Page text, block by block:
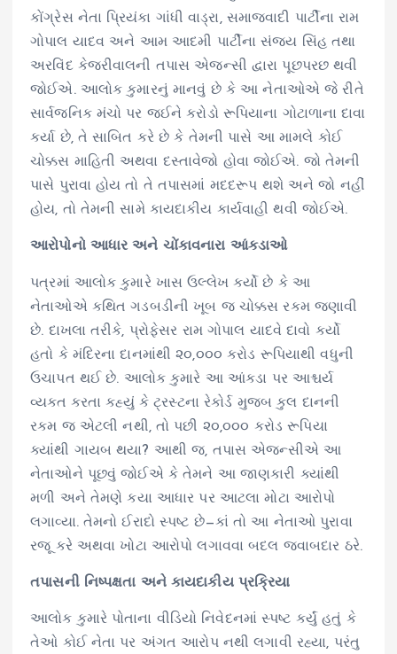
કોંગ્રેસ નેતા પ્રિયંકા ગાંધી વાડ્રા, સમાજવાદી પાર્ટીના રામ
ગોપાલ યાદવ અને આમ આદમી પાર્ટીના સંજય સિંહ તથા
અરવિંદ કેજરીવાલની તપાસ એજન્સી દ્વારા પૂછપરછ થવી
જોઈએ. આલોક કુમારનું માનવું છે કે આ નેતાઓએ જે રીતે
સાર્વજનિક મંચો પર જઈને કરોડો રૂપિયાના ગોટાળાના દાવા
કર્યા છે, તે સાબિત કરે છે કે તેમની પાસે આ મામલે કોઈ
ચોક્કસ માહિતી અથવા દસ્તાવેજો હોવા જોઈએ. જો તેમની
પાસે પુરાવા હોય તો તે તપાસમાં મદદરૂપ થશે અને જો નહીં
હોય, તો તેમની સામે કાયદાકીય કાર્યવાહી થવી જોઈએ.
આરોપોનો આધાર અને ચોંકાવનારા આંકડાઓ
પત્રમાં આલોક કુમારે ખાસ ઉલ્લેખ કર્યો છે કે આ
નેતાઓએ કથિત ગડબડીની ખૂબ જ ચોક્કસ રકમ જણાવી
છે. દાખલા તરીકે, પ્રોફેસર રામ ગોપાલ યાદવે દાવો કર્યો
હતો કે મંદિરના દાનમાંથી ૨૦,૦૦૦ કરોડ રૂપિયાથી વધુની
ઉચાપત થઈ છે. આલોક કુમારે આ આંકડા પર આશ્ચર્ય
વ્યક્ત કરતા કહ્યું કે ટ્રસ્ટના રેકોર્ડ મુજબ કુલ દાનની
રકમ જ એટલી નથી, તો પછી ૨૦,૦૦૦ કરોડ રૂપિયા
ક્યાંથી ગાયબ થયા? આથી જ, તપાસ એજન્સીએ આ
નેતાઓને પૂછવું જોઈએ કે તેમને આ જાણકારી ક્યાંથી
મળી અને તેમણે કયા આધાર પર આટલા મોટા આરોપો
લગાવ્યા. તેમનો ઈરાદો સ્પષ્ટ છે—કાં તો આ નેતાઓ પુરાવા
રજૂ કરે અથવા ખોટા આરોપો લગાવવા બદલ જવાબદાર ઠરે.
તપાસની નિષ્પક્ષતા અને કાયદાકીય પ્રક્રિયા
આલોક કુમારે પોતાના વીડિયો નિવેદનમાં સ્પષ્ટ કર્યું હતું કે
તેઓ કોઈ નેતા પર અંગત આરોપ નથી લગાવી રહ્યા, પરંતુ